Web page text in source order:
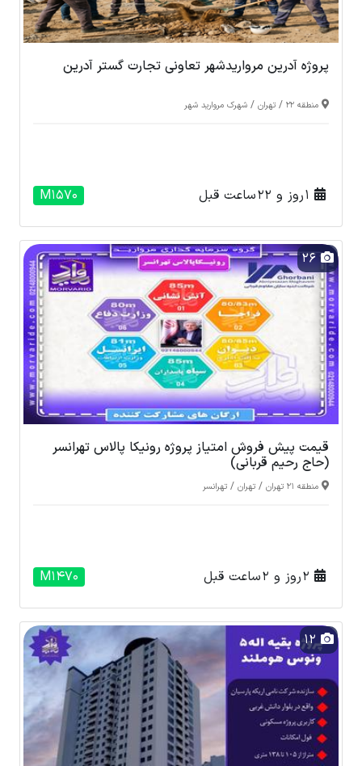
پروژه آدرین مرواریدشهر تعاونی تجارت گستر آدرین
منطقه 22 / تهران / شهرک مروارید شهر
M1570
26
قیمت پیش فروش امتیاز پروژه رونیکا پالاس تهرانسر
(حاج رحیم قربانی)
منطقه 21 تهران / تهران / تهرانسر
M1470
12